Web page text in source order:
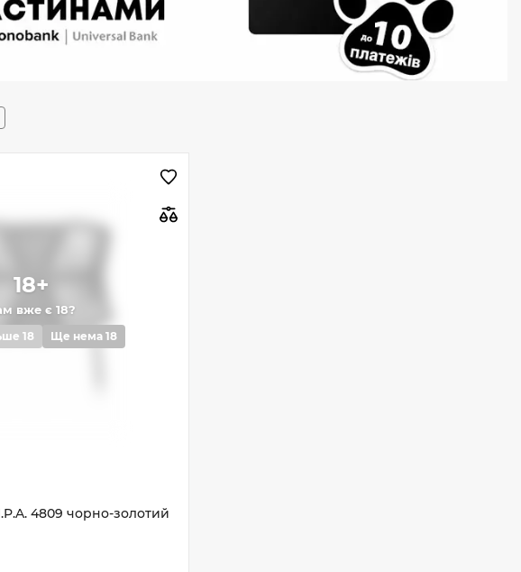
18+
вже є 18?
18 Ще нема 18
4809 чорно-золотий